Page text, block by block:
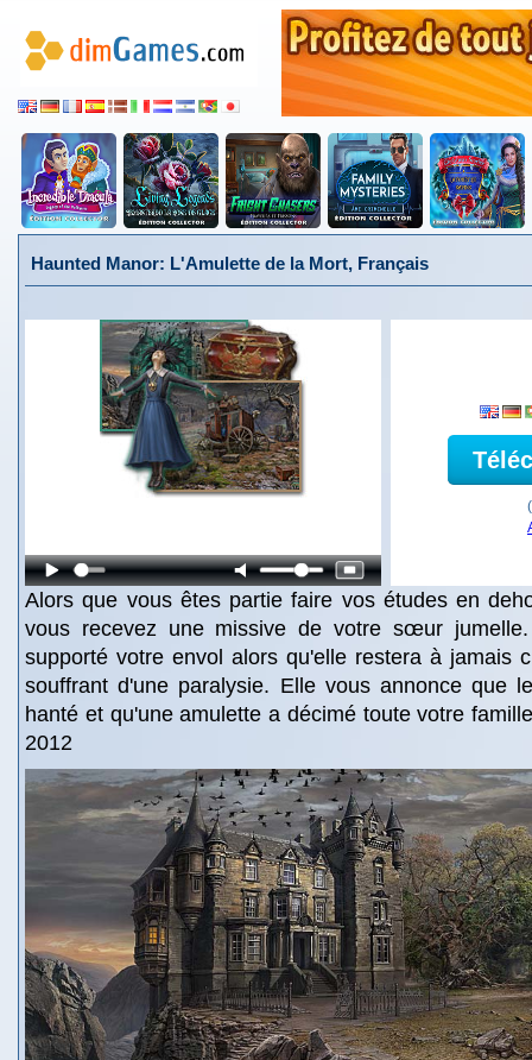
Haunted Manor: L'Amulette de la Mort, Français
Alors que vous êtes partie faire vos études en
vous recevez une missive de votre sœur
supporté votre envol alors qu'elle restera à jamais
souffrant d'une paralysie. Elle vous annonce que
hanté et qu'une amulette a décimé toute votre
2012